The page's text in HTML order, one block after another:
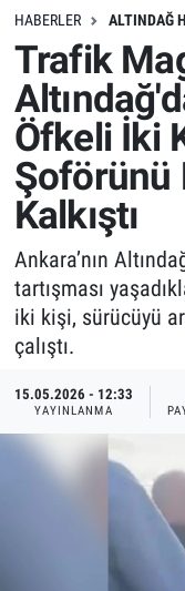
HABERLER ALTINDAĞ
Trafik
Öfkeli İki
Şoförünü
Kalkıştı
Ankara’nın
tartışması
iki kişi, sürücüyü
çalıştı.
15.05.2026 - 12:33
YAYINLANMA